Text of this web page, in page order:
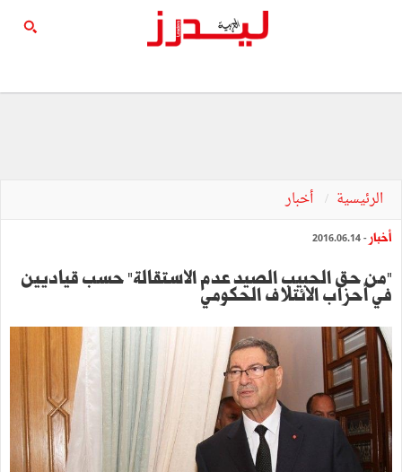
الرئيسية أخبار
أخبار - 2016.06.14
"من حق الحبيب الصيد عدم الاستقالة" حسب قياديين
في أحزاب الائتلاف الحكومي